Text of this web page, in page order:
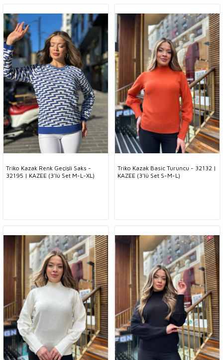
Triko Kazak Renk Geçişli Saks -
32195 | KAZEE (3'lü Set M-L-XL)
Triko Kazak Basic Turuncu - 32132 |
KAZEE (3'lü Set S-M-L)